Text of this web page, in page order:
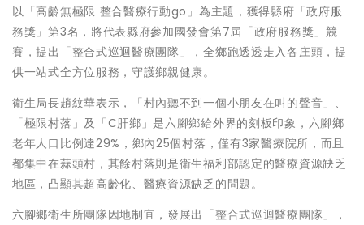
以「高齡無極限 整合醫療行動go」為主題，獲得縣府「政府服
務獎」第3名，將代表縣府參加國發會第7屆「政府服務獎」競
賽，提出「整合式巡迴醫療團隊」，全鄉跑透透走入各庄頭，提
供一站式全方位服務，守護鄉親健康。
衛生局長趙紋華表示，「村內聽不到一個小朋友在叫的聲音」、
「極限村落」及「C肝鄉」是六腳鄉給外界的刻板印象，六腳鄉
老年人口比例達29%，鄉內25個村落，僅有3家醫療院所，而且
都集中在蒜頭村，其餘村落則是衛生福利部認定的醫療資源缺乏
地區，凸顯其超高齡化、醫療資源缺乏的問題。
六腳鄉衛生所團隊因地制宜，發展出「整合式巡迴醫療團隊」，